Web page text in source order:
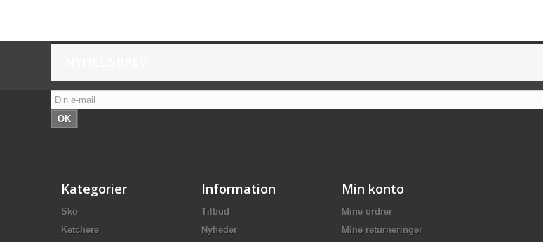
OK
Kategorier
Sko
Ketchere
Information
Tilbud
Nyheder
Min konto
Mine ordrer
Mine returneringer